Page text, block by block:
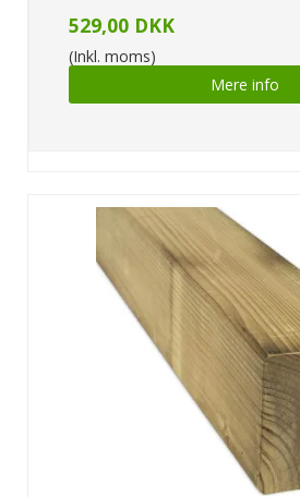
529,00 DKK
(Inkl. moms)
Mere info